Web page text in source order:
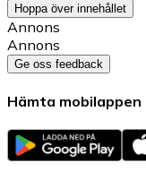
Hoppa över innehållet
Annons
Annons
Ge oss feedback
Hämta mobilappen